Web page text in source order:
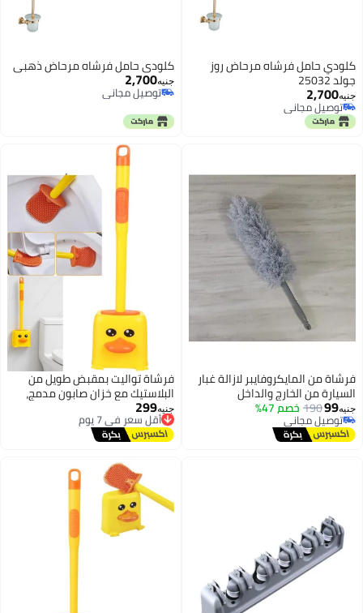
حامل فرشاه مرحاض روز
مجاني
مجاني
كلودي حامل فرشاه مرحاض ذهبي
2,700
توصيل مجاني
توصيل مجاني
المايكروفايبر لازالة غبار
من الخارج والداخل
190خصم 47%
مجاني
مجاني
فرشاة تواليت بمقبض طويل من
البلاستيك مع خزان صابون مدمج،
فرشاة تنظيف تواليت بحامل يُثبت
على الحائط، أفكار للحمام، فرشاة
تنظيف التواليت، فرشاة مرحاض
للحمام والمراحيض
299
أقل سعر في 7 يوم
توصيل مجاني
أقل سعر في 7 يوم